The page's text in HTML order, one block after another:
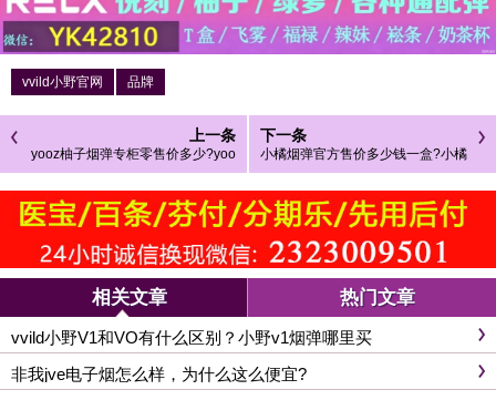
vvild小野官网 品牌
上一条
yooz柚子烟弹专柜零售价多少?yoo
z柚子烟弹那里买最便宜
下一条
小橘烟弹官方售价多少钱一盒?小橘
烟弹有什么口味?
相关文章 热门文章
vvild小野V1和VO有什么区别？小野v1烟弹哪里买
非我jve电子烟怎么样，为什么这么便宜?